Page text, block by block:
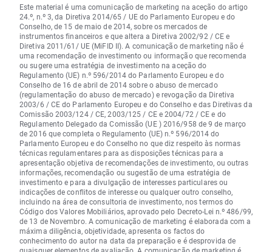
Este material é uma comunicação de marketing na aceção do artigo
24.º, n.º 3, da Diretiva 2014/65 / UE do Parlamento Europeu e do
Conselho, de 15 de maio de 2014, sobre os mercados de
instrumentos financeiros e que altera a Diretiva 2002/92 / CE e
Diretiva 2011/61/ UE (MiFID II). A comunicação de marketing não é
uma recomendação de investimento ou informação que recomenda
ou sugere uma estratégia de investimento na aceção do
Regulamento (UE) n.º 596/2014 do Parlamento Europeu e do
Conselho de 16 de abril de 2014 sobre o abuso de mercado
(regulamentação do abuso de mercado) e revogação da Diretiva
2003/6 / CE do Parlamento Europeu e do Conselho e das Diretivas da
Comissão 2003/124 / CE, 2003/125 / CE e 2004/72 / CE e do
Regulamento Delegado da Comissão (UE ) 2016/958 de 9 de março
de 2016 que completa o Regulamento (UE) n.º 596/2014 do
Parlamento Europeu e do Conselho no que diz respeito às normas
técnicas regulamentares para as disposições técnicas para a
apresentação objetiva de recomendações de investimento, ou outras
informações, recomendação ou sugestão de uma estratégia de
investimento e para a divulgação de interesses particulares ou
indicações de conflitos de interesse ou qualquer outro conselho,
incluindo na área de consultoria de investimento, nos termos do
Código dos Valores Mobiliários, aprovado pelo Decreto-Lei n.º 486/99,
de 13 de Novembro. A comunicação de marketing é elaborada com a
máxima diligência, objetividade, apresenta os factos do
conhecimento do autor na data da preparação e é desprovida de